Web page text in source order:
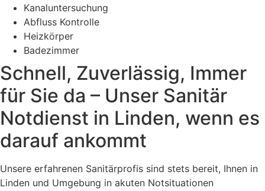
Kanaluntersuchung
Abfluss Kontrolle
Heizkörper
Badezimmer
Schnell, Zuverlässig, Immer
für Sie da – Unser Sanitär
Notdienst in Linden, wenn es
darauf ankommt
Unsere erfahrenen Sanitärprofis sind stets bereit, Ihnen in
Linden und Umgebung in akuten Notsituationen